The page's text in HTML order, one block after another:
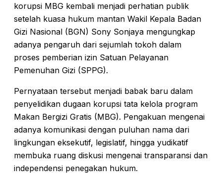
korupsi MBG kembali menjadi perhatian publik
setelah kuasa hukum mantan Wakil Kepala Badan
Gizi Nasional (BGN) Sony Sonjaya mengungkap
adanya pengaruh dari sejumlah tokoh dalam
proses pemberian izin Satuan Pelayanan
Pemenuhan Gizi (SPPG).
Pernyataan tersebut menjadi babak baru dalam
penyelidikan dugaan korupsi tata kelola program
Makan Bergizi Gratis (MBG). Pengakuan mengenai
adanya komunikasi dengan puluhan nama dari
lingkungan eksekutif, legislatif, hingga yudikatif
membuka ruang diskusi mengenai transparansi dan
independensi penegakan hukum.